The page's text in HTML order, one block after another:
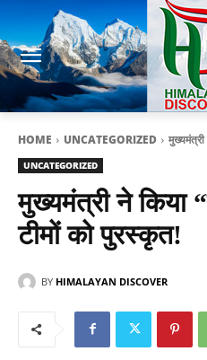
HOME UNCATEGORIZED
UNCATEGORIZED
मुख्यमंत्री ने किया
टीमों को पुरस्कृत!
BY HIMALAYAN DISCOVER